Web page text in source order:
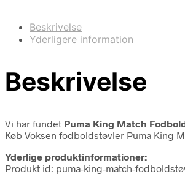
Beskrivelse
Yderligere information
Beskrivelse
Vi har fundet Puma King Match
Køb Voksen fodboldstøvler Puma King
Yderlige produktinformationer:
Produkt id: puma-king-match-